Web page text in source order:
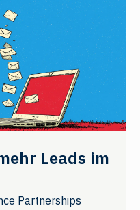
Leads im
Partnerships